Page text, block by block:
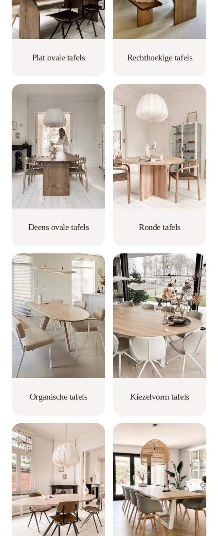
Plat ovale tafels Rechthoekige tafels
Deens ovale tafels Ronde tafels
Organische tafels Kiezelvorm tafels